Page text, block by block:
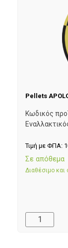
Pellets
Κωδικός
Τιμή με ΦΠΑ:
Σε απόθεμα
Διαθέσιμο